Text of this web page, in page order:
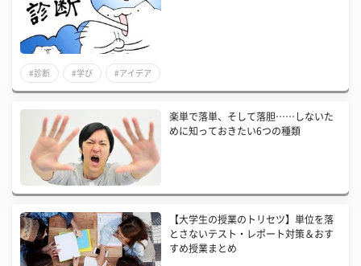
#診断 #学び #アイデア
楽単で落単、そして落胆……しないた
めに知っておきたい6つの種類
【大学生の授業のトリセツ】単位を落
とさないテスト・レポート対策＆おす
すめ授業まとめ